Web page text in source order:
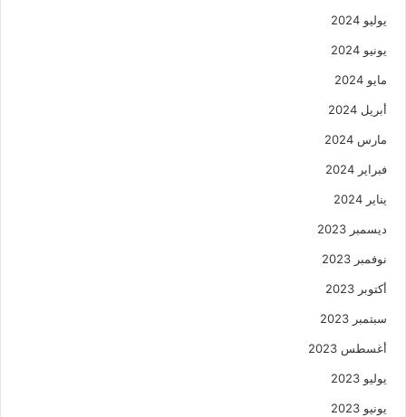
يوليو 2024
يونيو 2024
مايو 2024
أبريل 2024
مارس 2024
فبراير 2024
يناير 2024
ديسمبر 2023
نوفمبر 2023
أكتوبر 2023
سبتمبر 2023
أغسطس 2023
يوليو 2023
يونيو 2023